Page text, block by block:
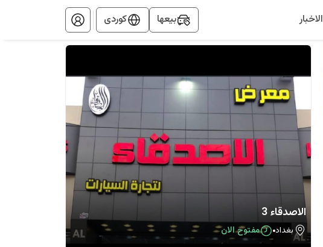
الاخبار بيعها کوردی
الاصدقاء 3
بغداد مفتوح الان